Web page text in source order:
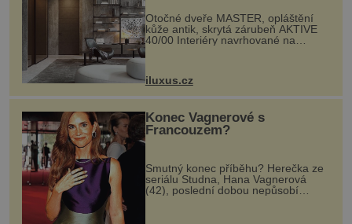
Otočné dveře MASTER, opláštění
kůže antik, skrytá zárubeň AKTIVE
40/00 Interiéry navrhované na
zakázku často vyžadují atypické
rozměry nejen nábytku, ale i
dnes umož...
iluxus.cz
Konec Vagnerové s
Francouzem?
Smutný konec příběhu? Herečka ze
seriálu Studna, Hana Vagnerová
(42), poslední dobou nepůsobí